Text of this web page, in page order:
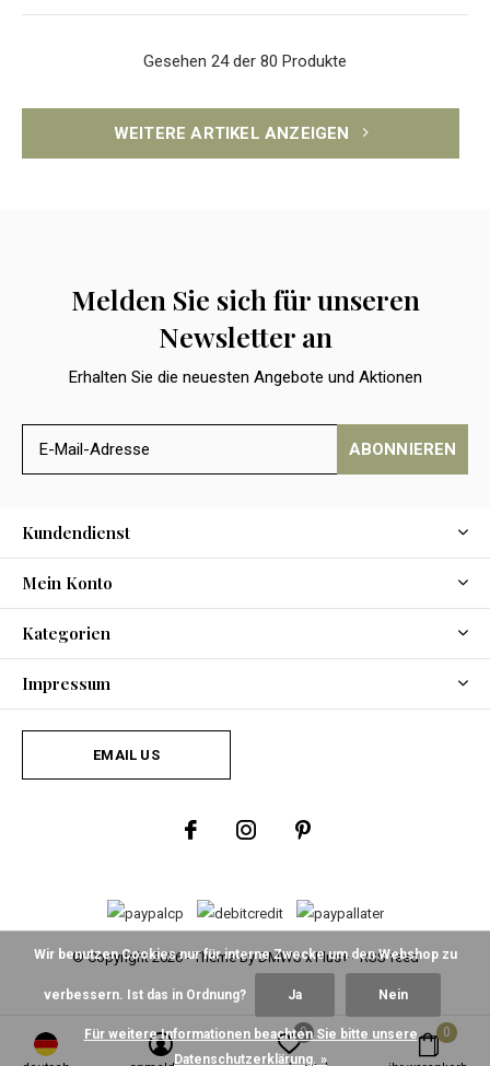
Gesehen 24 der 80 Produkte
WEITERE ARTIKEL ANZEIGEN
Melden Sie sich für unseren
Newsletter an
Erhalten Sie die neuesten Angebote und Aktionen
ABONNIEREN
Kundendienst
Mein Konto
Kategorien
Impressum
EMAIL US
© Copyright2026- Theme ByDMWSxPlus+-RSS feed
0 0
Wir benutzen Cookies nur für interne Zwecke um den Webshop zu
verbessern. Ist das in Ordnung? Ja Nein
Für weitere Informationen beachten Sie bitte unsere
Datenschutzerklärung. »